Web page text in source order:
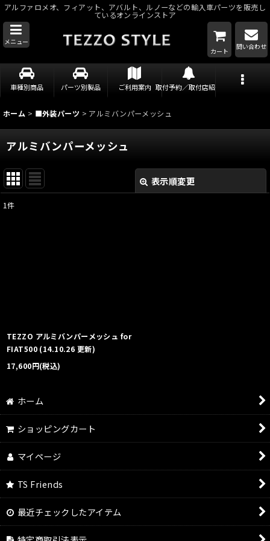
アルファロメオ、フィアット、アバルト、ルノーなどの輸入車パーツを販売し
ているオンラインストア
メニュー
カート
問い合わせ
車種別商品 パーツ別製品 ご利用案内 取付予約／取付店紹介
ホーム > ■外装パーツ > アルミバンパーメッシュ
アルミバンパーメッシュ
表示順変更
1件
TEZZO アルミバンパーメッシュ for
FIAT500 (14.10.26 更新)
17,600円(税込)
ホーム
ショッピングカート
マイページ
TS Friends
最近チェックしたアイテム